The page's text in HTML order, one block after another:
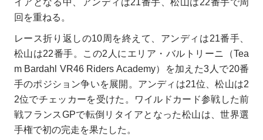
イアとなる中、アンディは21番手、松山は22番手で周
回を重ねる。
レース折り返しの10周を終えて、アンディは21番手、
松山は22番手。この2人にエリア・バルトリーニ（Tea
m Bardahl VR46 Riders Academy）を加えた3人で20番
手のポジション争いを展開。アンディは21位、松山は2
2位でチェッカーを受けた。ワイルドカード参戦した前
戦フランスGPで転倒リタイアとなった松山は、世界選
手権で初の完走を果たした。